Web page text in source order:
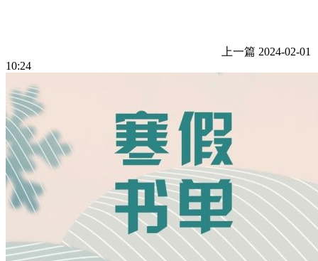
上一篇 2024-02-01
10:24